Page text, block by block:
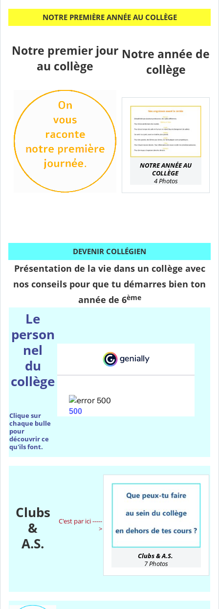
NOTRE PREMIÈRE ANNÉE AU COLLÈGE
Notre premier jour
au collège
Notre année de
collège
NOTRE ANNÉE AU
COLLÈGE
4 Photos
DEVENIR COLLÉGIEN
Présentation de la vie dans un collège avec
nos conseils pour que tu démarres bien ton
année de 6ème
Le
person
nel
du
collège
Clique sur
chaque bulle
pour
découvrir ce
qu'ils font.
Clubs
&
A.S.
C'est par ici -----
>
Clubs & A.S.
7 Photos